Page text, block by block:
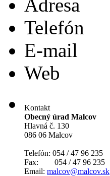
Adresa
Telefón
E-mail
Web
Kontakt
Obecný úrad Malcov
Hlavná č. 130
086 06 Malcov
Telefón: 054 / 47 96 235
Fax: 054 / 47 96 235
Email: malcov@malcov.sk